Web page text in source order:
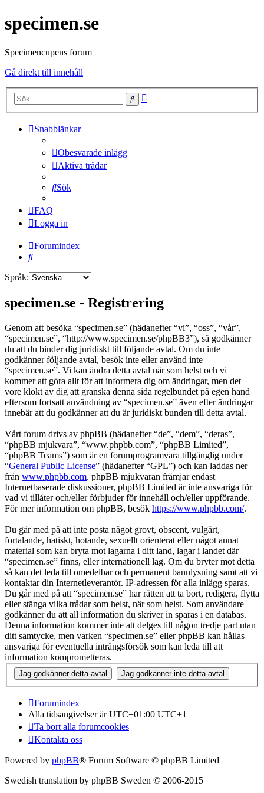
specimen.se
Specimencupens forum
Gå direkt till innehåll
Sök
Snabblänkar
Obesvarade inlägg
Aktiva trådar
Sök
FAQ
Logga in
Forumindex
Sök
Språk:
specimen.se - Registrering
Genom att besöka “specimen.se” (hädanefter “vi”, “oss”, “vår”,
“specimen.se”, “http://www.specimen.se/phpBB3”), så godkänner
du att du binder dig juridiskt till följande avtal. Om du inte
godkänner följande avtal, besök inte eller använd inte
“specimen.se”. Vi kan ändra detta avtal när som helst och vi
kommer att göra allt för att informera dig om ändringar, men det
vore klokt av dig att granska denna sida regelbundet på egen hand
eftersom fortsatt användning av “specimen.se” även efter ändringar
innebär att du godkänner att du är juridiskt bunden till detta avtal.
Vårt forum drivs av phpBB (hädanefter “de”, “dem”, “deras”,
“phpBB mjukvara”, “www.phpbb.com”, “phpBB Limited”,
“phpBB Teams”) som är en forumprogramvara tillgänglig under
“General Public License” (hädanefter “GPL”) och kan laddas ner
från www.phpbb.com. phpBB mjukvaran främjar endast
Internetbaserade diskussioner, phpBB Limited är inte ansvariga för
vad vi tillåter och/eller förbjuder för innehåll och/eller uppförande.
För mer information om phpBB, besök https://www.phpbb.com/.
Du går med på att inte posta något grovt, obscent, vulgärt,
förtalande, hatiskt, hotande, sexuellt orienterat eller något annat
material som kan bryta mot lagarna i ditt land, lagar i landet där
“specimen.se” finns, eller internationell lag. Om du bryter mot detta
så kan det leda till omedelbar och permanent bannlysning samt att vi
kontaktar din Internetleverantör. IP-adressen för alla inlägg sparas.
Du går med på att “specimen.se” har rätten att ta bort, redigera, flytta
eller stänga vilka trådar som helst, när som helst. Som användare
godkänner du att all information du skriver in sparas i en databas.
Denna information kommer inte att delges till någon tredje part utan
ditt samtycke, men varken “specimen.se” eller phpBB kan hållas
ansvariga för eventuella intrångsförsök som kan leda till att
information komprometteras.
Forumindex
Alla tidsangivelser är UTC+01:00 UTC+1
Ta bort alla forumcookies
Kontakta oss
Powered by phpBB® Forum Software © phpBB Limited
Swedish translation by phpBB Sweden © 2006-2015